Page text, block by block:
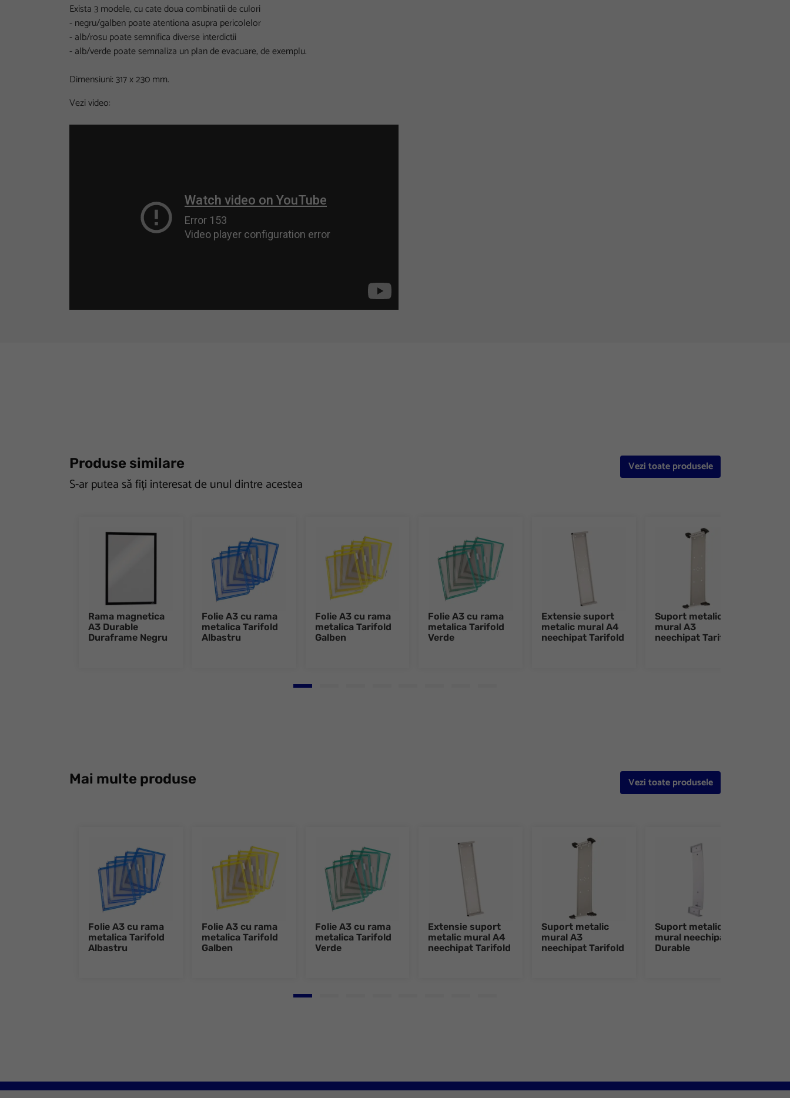
Exista 3 modele, cu cate doua combinatii de culori
- negru/galben poate atentiona asupra pericolelor
- alb/rosu poate semnifica diverse interdictii
- alb/verde poate semnaliza un plan de evacuare, de exemplu.
Dimensiuni: 317 x 230 mm.
Vezi video:
Produse similare
S-ar putea să fiți interesat de unul dintre acestea
Vezi toate produsele
Rama magnetica
A3 Durable
Duraframe Negru
Folie A3 cu rama
metalica Tarifold
Albastru
Folie A3 cu rama
metalica Tarifold
Galben
Folie A3 cu rama
metalica Tarifold
Verde
Extensie suport
metalic mural A4
neechipat Tarifold
Suport metalic
mural A3
neechipat Tarifold
Go to slide 1
Mai multe produse Vezi toate produsele
Folie A3 cu rama
metalica Tarifold
Albastru
Folie A3 cu rama
metalica Tarifold
Galben
Folie A3 cu rama
metalica Tarifold
Verde
Extensie suport
metalic mural A4
neechipat Tarifold
Suport metalic
mural A3
neechipat Tarifold
Suport metalic
mural neechipat
Durable
Go to slide 1